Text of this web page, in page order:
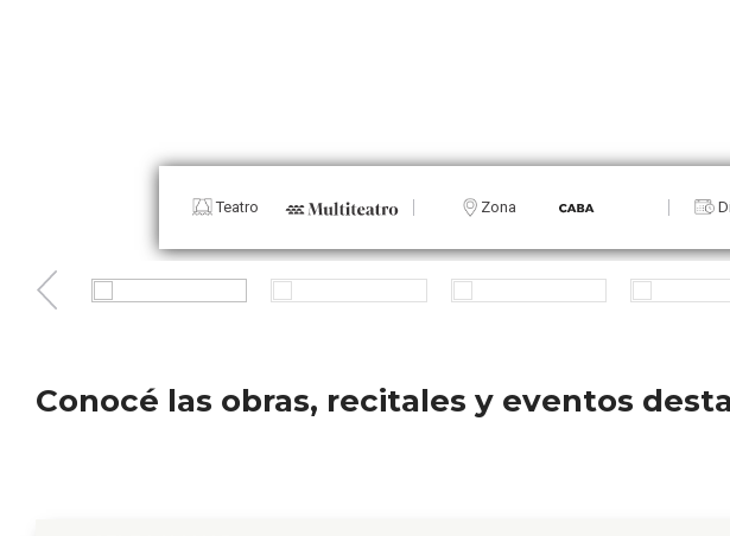
Teatro Zona
Conocé las obras, recitales y eventos